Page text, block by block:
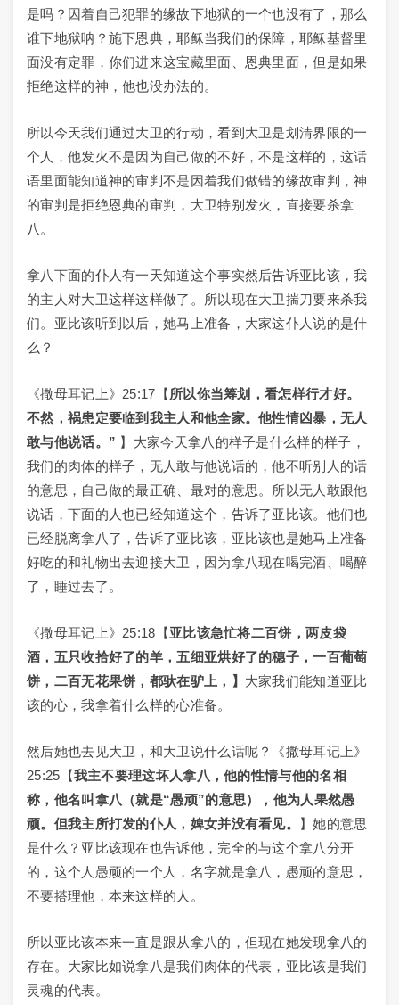
是吗？因着自己犯罪的缘故下地狱的一个也没有了，那么
谁下地狱呐？施下恩典，耶稣当我们的保障，耶稣基督里
面没有定罪，你们进来这宝藏里面、恩典里面，但是如果
拒绝这样的神，他也没办法的。
所以今天我们通过大卫的行动，看到大卫是划清界限的一
个人，他发火不是因为自己做的不好，不是这样的，这话
语里面能知道神的审判不是因着我们做错的缘故审判，神
的审判是拒绝恩典的审判，大卫特别发火，直接要杀拿
八。
拿八下面的仆人有一天知道这个事实然后告诉亚比该，我
的主人对大卫这样这样做了。所以现在大卫揣刀要来杀我
们。亚比该听到以后，她马上准备，大家这仆人说的是什
么？
《撒母耳记上》25:17【所以你当筹划，看怎样行才好。
不然，祸患定要临到我主人和他全家。他性情凶暴，无人
敢与他说话。” 】大家今天拿八的样子是什么样的样子，
我们的肉体的样子，无人敢与他说话的，他不听别人的话
的意思，自己做的最正确、最对的意思。所以无人敢跟他
说话，下面的人也已经知道这个，告诉了亚比该。他们也
已经脱离拿八了，告诉了亚比该，亚比该也是她马上准备
好吃的和礼物出去迎接大卫，因为拿八现在喝完酒、喝醉
了，睡过去了。
《撒母耳记上》25:18【亚比该急忙将二百饼，两皮袋
酒，五只收拾好了的羊，五细亚烘好了的穗子，一百葡萄
饼，二百无花果饼，都驮在驴上，】 大家我们能知道亚比
该的心，我拿着什么样的心准备。
然后她也去见大卫，和大卫说什么话呢？《撒母耳记上》
25:25【我主不要理这坏人拿八，他的性情与他的名相
称，他名叫拿八（就是“愚顽”的意思），他为人果然愚
顽。但我主所打发的仆人，婢女并没有看见。
】她的意思
是什么？亚比该现在也告诉他，完全的与这个拿八分开
的，这个人愚顽的一个人，名字就是拿八，愚顽的意思，
不要搭理他，本来这样的人。
所以亚比该本来一直是跟从拿八的，但现在她发现拿八的
存在。大家比如说拿八是我们肉体的代表，亚比该是我们
灵魂的代表。